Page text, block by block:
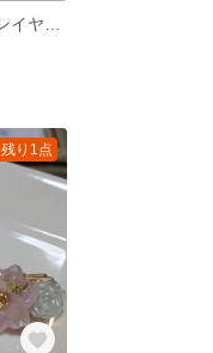
残り1点